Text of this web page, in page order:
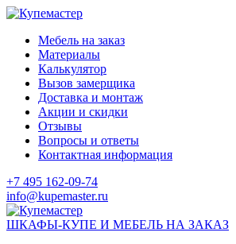
Мебель на заказ
Материалы
Калькулятор
Вызов замерщика
Доставка и монтаж
Акции и скидки
Отзывы
Вопросы и ответы
Контактная информация
+7 495 162-09-74
info@kupemaster.ru
ШКАФЫ-КУПЕ И МЕБЕЛЬ НА ЗАКАЗ